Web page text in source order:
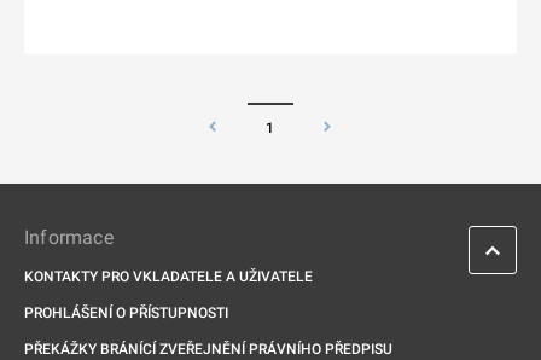
1
Informace
KONTAKTY PRO VKLADATELE A UŽIVATELE
PROHLÁŠENÍ O PŘÍSTUPNOSTI
PŘEKÁŽKY BRÁNÍCÍ ZVEŘEJNĚNÍ PRÁVNÍHO PŘEDPISU